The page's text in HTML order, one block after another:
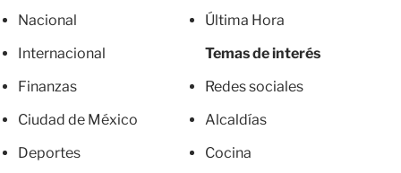
Nacional
Internacional
Finanzas
Ciudad de México
Deportes
Última Hora
Temas de interés
Redes sociales
Alcaldías
Cocina